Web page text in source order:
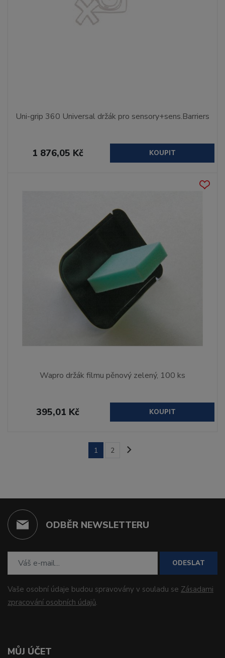
Uni-grip 360 Universal držák pro sensory+sens.Barriers
1 876,05 Kč KOUPIT
Wapro držák filmu pěnový zelený, 100 ks
395,01 Kč KOUPIT
1 2
ODBĚR NEWSLETTERU
ODESLAT
Vaše osobní údaje budou spravovány v souladu se Zásadami
zpracování osobních údajů.
MŮJ ÚČET